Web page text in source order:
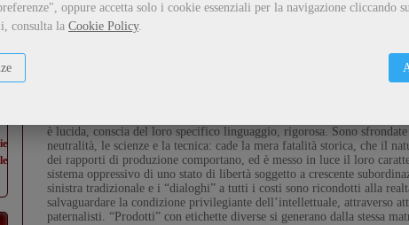
oppure accetta solo i cookie essenziali per la navigazione cliccando
consulta la Cookie Policy.
Descrizione
Il pregio dello studio di Baldelli è l’analisi critica, condotta
serie di “prodotti” culturali che mirano a integrarci: egli opera nel
è lucida, conscia del loro specifico linguaggio, rigorosa. Sono
neutralità, le scienze e la tecnica: cade la mera fatalità storica, che il
dei rapporti di produzione comportano, ed è messo in luce il loro
sistema oppressivo di uno stato di libertà soggetto a crescente
sinistra tradizionale e i “dialoghi” a tutti i costi sono ricondotti alla
salvaguardare la condizione privilegiante dell’intellettuale, attraverso
paternalisti. “Prodotti” con etichette diverse si generano dalla stessa